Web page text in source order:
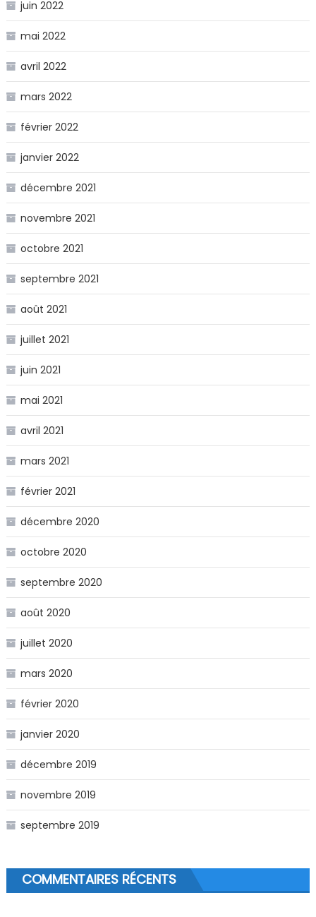
juin 2022
mai 2022
avril 2022
mars 2022
février 2022
janvier 2022
décembre 2021
novembre 2021
octobre 2021
septembre 2021
août 2021
juillet 2021
juin 2021
mai 2021
avril 2021
mars 2021
février 2021
décembre 2020
octobre 2020
septembre 2020
août 2020
juillet 2020
mars 2020
février 2020
janvier 2020
décembre 2019
novembre 2019
septembre 2019
COMMENTAIRES RÉCENTS